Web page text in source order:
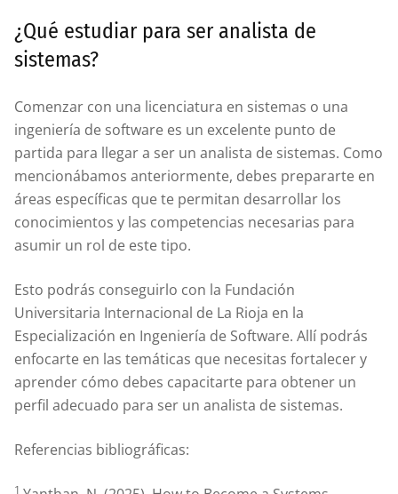
¿Qué estudiar para ser analista de
sistemas?
Comenzar con una licenciatura en sistemas o una
ingeniería de software es un excelente punto de
partida para llegar a ser un analista de sistemas. Como
mencionábamos anteriormente, debes prepararte en
áreas específicas que te permitan desarrollar los
conocimientos y las competencias necesarias para
asumir un rol de este tipo.
Esto podrás conseguirlo con la Fundación
Universitaria Internacional de La Rioja en la
Especialización en Ingeniería de Software. Allí podrás
enfocarte en las temáticas que necesitas fortalecer y
aprender cómo debes capacitarte para obtener un
perfil adecuado para ser un analista de sistemas.
Referencias bibliográficas:
1